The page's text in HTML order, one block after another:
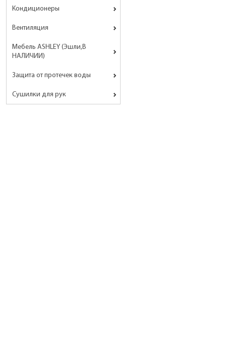
Кондиционеры
Вентиляция
Мебель ASHLEY (Эшли,В
НАЛИЧИИ)
Защита от протечек воды
Сушилки для рук